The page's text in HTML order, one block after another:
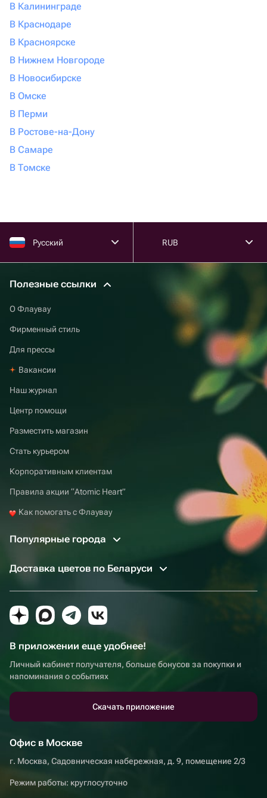
В Калининграде
В Краснодаре
В Красноярске
В Нижнем Новгороде
В Новосибирске
В Омске
В Перми
В Ростове-на-Дону
В Самаре
В Томске
Русский RUB
Полезные ссылки
О Флаувау
Фирменный стиль
Для прессы
Вакансии
Наш журнал
Центр помощи
Разместить магазин
Стать курьером
Корпоративным клиентам
Правила акции “Atomic Heart”
Как помогать с Флаувау
Популярные города
Доставка цветов по Беларуси
В приложении еще удобнее!
Личный кабинет получателя, больше бонусов за покупки и
напоминания о событиях
Скачать приложение
Офис в Москве
г. Москва, Садовническая набережная, д. 9, помещение 2/3
Режим работы: круглосуточно